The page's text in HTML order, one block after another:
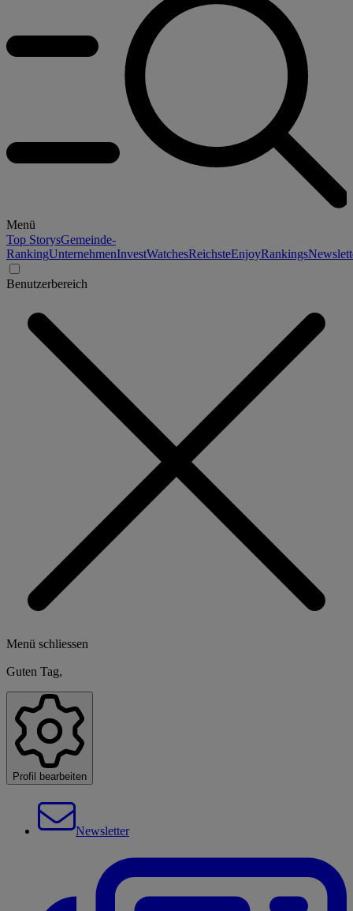
Menü
Top StorysGemeinde-
RankingUnternehmenInvestWatchesReichsteEnjoyRankings
Benutzerbereich
Menü schliessen
Guten Tag,
Profil bearbeiten
Newsletter